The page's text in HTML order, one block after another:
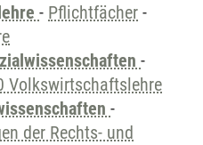
- Pflichtfächer -
-
Volkswirtschaftslehre
-
der Rechts- und